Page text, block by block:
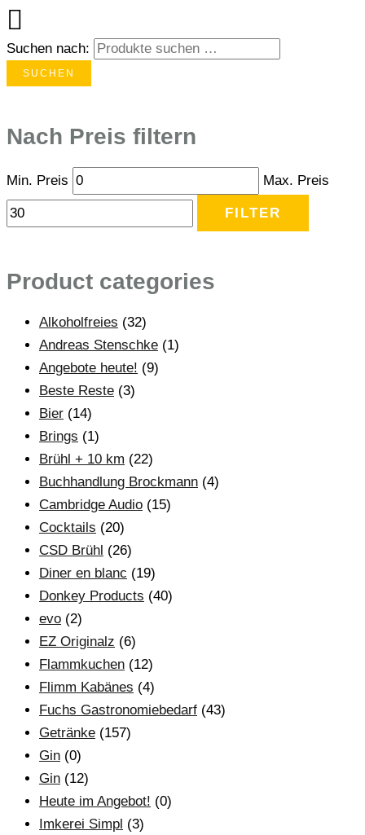
Suchen nach:
SUCHEN
Nach Preis filtern
Min. Preis Max. Preis
FILTER
Product categories
Alkoholfreies (32)
Andreas Stenschke (1)
Angebote heute! (9)
Beste Reste (3)
Bier (14)
Brings (1)
Brühl + 10 km (22)
Buchhandlung Brockmann (4)
Cambridge Audio (15)
Cocktails (20)
CSD Brühl (26)
Diner en blanc (19)
Donkey Products (40)
evo (2)
EZ Originalz (6)
Flammkuchen (12)
Flimm Kabänes (4)
Fuchs Gastronomiebedarf (43)
Getränke (157)
Gin (0)
Gin (12)
Heute im Angebot! (0)
Imkerei Simpl (3)